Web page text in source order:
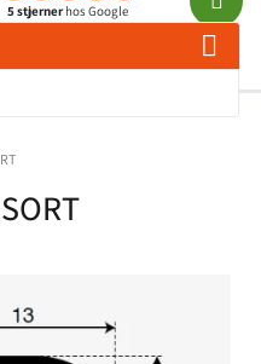
5 stjernerhos Google